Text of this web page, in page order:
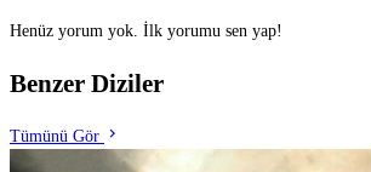
Henüz yorum yok. İlk yorumu sen yap!
Benzer Diziler
Tümünü Gör chevron_right